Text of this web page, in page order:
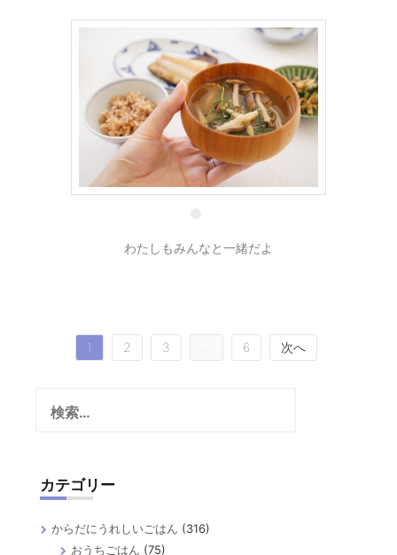
10 7月
わたしもみんなと一緒だよ
の
ジ
送
1 2 3 … 6 次へ
カテゴリー
からだにうれしいごはん (316)
おうちごはん (75)